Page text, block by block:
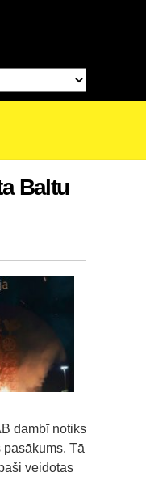
Baltu
dambī notiks
Tā
veidotas